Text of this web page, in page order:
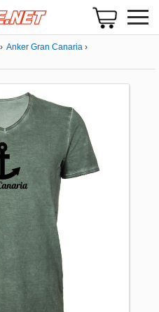
Anker Gran Canaria